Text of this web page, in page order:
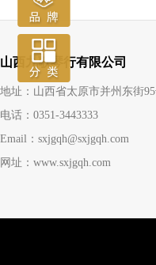
山西九歌琴行有限公司
地址：山西省太原市并州东街
电话：0351-3443333
Email：sxjgqh@sxjgqh.com
网址：www.sxjgqh.com